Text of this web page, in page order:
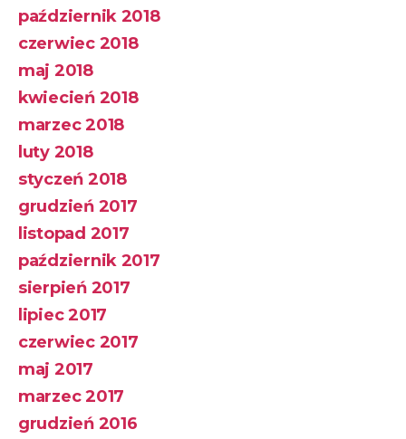
październik 2018
czerwiec 2018
maj 2018
kwiecień 2018
marzec 2018
luty 2018
styczeń 2018
grudzień 2017
listopad 2017
październik 2017
sierpień 2017
lipiec 2017
czerwiec 2017
maj 2017
marzec 2017
grudzień 2016